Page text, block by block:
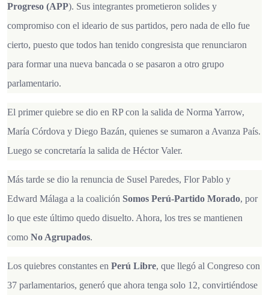
Progreso (APP). Sus integrantes prometieron solides y
compromiso con el ideario de sus partidos, pero nada de ello fue
cierto, puesto que todos han tenido congresista que renunciaron
para formar una nueva bancada o se pasaron a otro grupo
parlamentario.
El primer quiebre se dio en RP con la salida de Norma Yarrow,
María Córdova y Diego Bazán, quienes se sumaron a Avanza País.
Luego se concretaría la salida de Héctor Valer.
Más tarde se dio la renuncia de Susel Paredes, Flor Pablo y
Edward Málaga a la coalición Somos Perú-Partido Morado, por
lo que este último quedo disuelto. Ahora, los tres se mantienen
como No Agrupados.
Los quiebres constantes en Perú Libre, que llegó al Congreso con
37 parlamentarios, generó que ahora tenga solo 12, convirtiéndose